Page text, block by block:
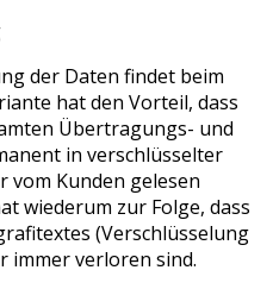
der Daten findet beim
hat den Vorteil, dass
Übertragungs- und
in verschlüsselter
vom Kunden gelesen
wiederum zur Folge, dass
(Verschlüsselung
immer verloren sind.